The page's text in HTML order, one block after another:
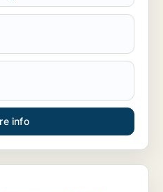
info
værksted, butik, klinik,